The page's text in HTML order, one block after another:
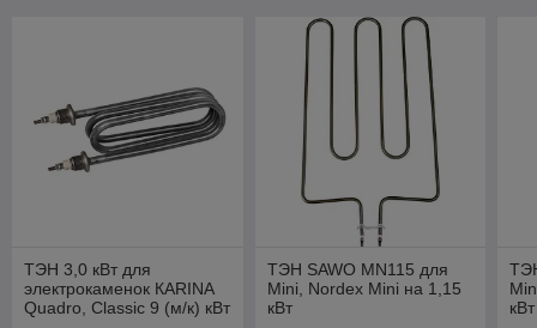
ТЭН 3,0 кВт для
электрокаменок КАRINA
Quadro, Classic 9 (м/к) кВт
ТЭН SAWO MN115 для
Mini, Nordex Mini на 1,15
кВт
кВт